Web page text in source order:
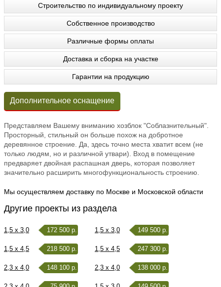
Строительство по индивидуальному проекту
Собственное производство
Различные формы оплаты
Доставка и сборка на участке
Гарантии на продукцию
Дополнительное оснащение
Представляем Вашему вниманию хозблок "Соблазнительный".
Просторный, стильный он больше похож на добротное
деревянное строение. Да, здесь точно места хватит всем (не
только людям, но и различной утвари). Вход в помещение
предваряет двойная распашная дверь, которая позволяет
значительно расширить многофункциональность строению.
Мы осуществляем доставку по Москве и Московской области
Другие проекты из раздела
1,5 x 3,0 172 500 р. 1,5 x 3,0 149 500 р.
1,5 x 4,5 218 500 р. 1,5 x 4,5 247 300 р.
2,3 x 4,0 148 100 р. 2,3 x 4,0 138 000 р.